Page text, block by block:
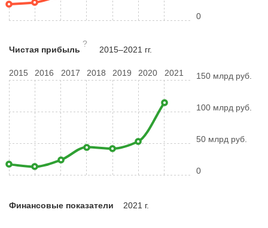
0
Чистая прибыль
?
2015–2021 гг.
2015 2016 2017 2018 2019 2020 2021
0
50 млрд руб.
100 млрд руб.
150 млрд руб.
Финансовые показатели 2021 г.